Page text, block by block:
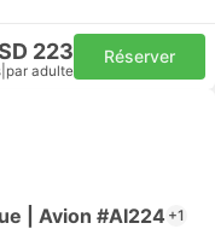
223
par adulte
Réserver
| Avion #AI224 +1